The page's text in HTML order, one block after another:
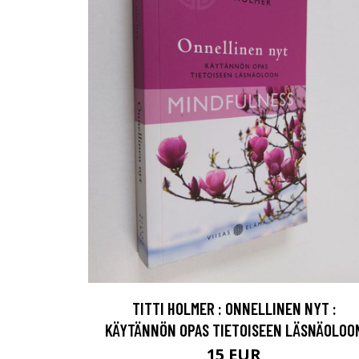
TITTI HOLMER : ONNELLINEN NYT :
KÄYTÄNNÖN OPAS TIETOISEEN
15 EUR